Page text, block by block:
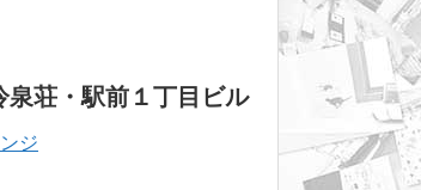
泉荘・駅前１丁目ビル